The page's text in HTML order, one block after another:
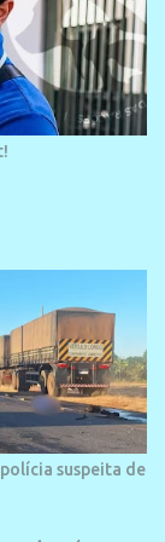
suspeita de